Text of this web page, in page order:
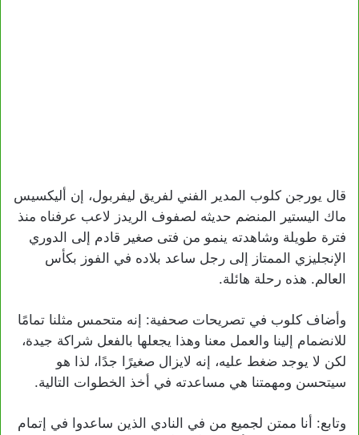
قال يورجن كلوب المدير الفني لفريق ليفربول، إن أليكسيس
ماك اليستير المنضم حديثه لصفوف الريدز لاعب عرفناه منذ
فترة طويلة وشاهدته ينمو من فتى صغير قادم إلى الدوري
الإنجليزي الممتاز إلى رجل ساعد بلاده في الفوز بكأس
العالم. هذه رحلة هائلة.
وأضاف كلوب في تصريحات صحفية: إنه متحمس مثلنا تمامًا
للانضمام إلينا والعمل معنا وهذا يجعلها بالفعل شراكة جيدة،
لكن لا يوجد ضغط عليه، إنه لايزال صغيرًا جدًا، لذا هو
سيتحسن ومهمتنا هي مساعدته في أخذ الخطوات التالية.
وتابع: أنا ممتن لجميع من في النادي الذين ساعدوا في إتمام